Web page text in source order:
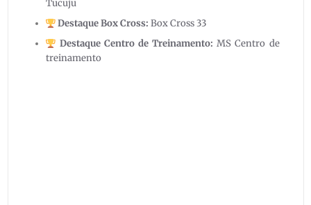
Tucuju
Destaque Box Cross: Box Cross 33
Destaque Centro de Treinamento: MS Centro de
treinamento